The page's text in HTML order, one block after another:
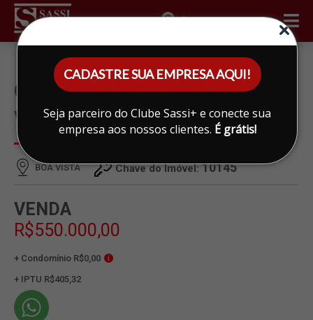
CADASTRE SUA EMPRESA AQUI!
Seja parceiro do Clube Sassi+ e conecte sua
empresa aos nossos clientes. É grátis!
ÁREA DO CLIENTE
CASA À VENDA EM BOA
VISTA, LIMEIRA
BOA VISTA Chave do Imóvel:10145
VENDA
R$550.000,00
+ Condomínio R$0,00 i
+ IPTU R$405,32